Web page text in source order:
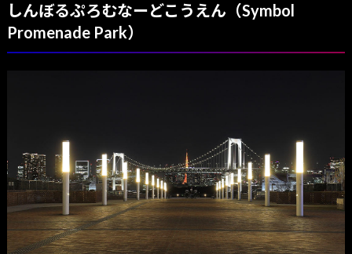
しんぼるぷろむなーどこうえん（Symbol
Promenade Park）